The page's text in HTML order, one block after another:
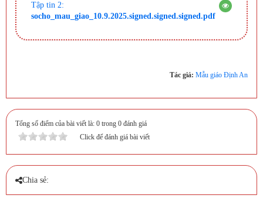
Tập tin 2:
socho_mau_giao_10.9.2025.signed.signed.signed.pdf
Tác giả: Mẫu giáo Định An
Tổng số điểm của bài viết là: 0 trong 0 đánh giá
Click để đánh giá bài viết
Chia sẻ: